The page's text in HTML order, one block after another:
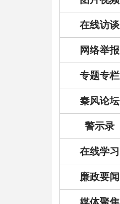
在线访谈
网络举报
专题专栏
秦风论坛
警示录
在线学习
廉政要闻